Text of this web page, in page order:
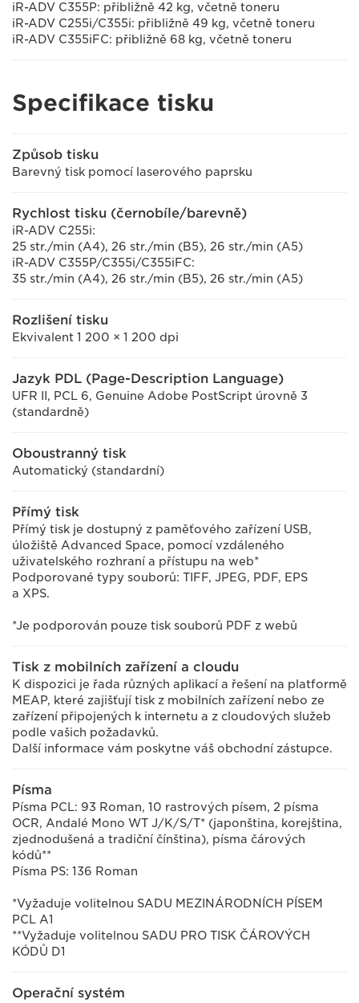
iR-ADV C355P: přibližně 42 kg, včetně toneru
iR-ADV C255i/C355i: přibližně 49 kg, včetně toneru
iR-ADV C355iFC: přibližně 68 kg, včetně toneru
Specifikace tisku
Způsob tisku
Barevný tisk pomocí laserového paprsku
Rychlost tisku (černobíle/barevně)
iR-ADV C255i:
25 str./min (A4), 26 str./min (B5), 26 str./min (A5)
iR-ADV C355P/C355i/C355iFC:
35 str./min (A4), 26 str./min (B5), 26 str./min (A5)
Rozlišení tisku
Ekvivalent 1 200 × 1 200 dpi
Jazyk PDL (Page-Description Language)
UFR II, PCL 6, Genuine Adobe PostScript úrovně 3
(standardně)
Oboustranný tisk
Automatický (standardní)
Přímý tisk
Přímý tisk je dostupný z paměťového zařízení USB,
úložiště Advanced Space, pomocí vzdáleného
uživatelského rozhraní a přístupu na web*
Podporované typy souborů: TIFF, JPEG, PDF, EPS
a XPS.
*Je podporován pouze tisk souborů PDF z webů
Tisk z mobilních zařízení a cloudu
K dispozici je řada různých aplikací a řešení na platformě
MEAP, které zajišťují tisk z mobilních zařízení nebo ze
zařízení připojených k internetu a z cloudových služeb
podle vašich požadavků.
Další informace vám poskytne váš obchodní zástupce.
Písma
Písma PCL: 93 Roman, 10 rastrových písem, 2 písma
OCR, Andalé Mono WT J/K/S/T* (japonština, korejština,
zjednodušená a tradiční čínština), písma čárových
kódů**
Písma PS: 136 Roman
*Vyžaduje volitelnou SADU MEZINÁRODNÍCH PÍSEM
PCL A1
**Vyžaduje volitelnou SADU PRO TISK ČÁROVÝCH
KÓDŮ D1
Operační systém